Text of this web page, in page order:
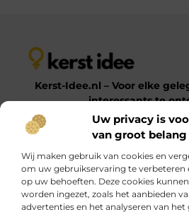
Uw privacy is
van groot belang
Wij maken gebruik van cookies en
om uw gebruikservaring te verbeteren
op uw behoeften. Deze cookies
worden ingezet, zoals het aanbieden
advertenties en het analyseren van het
Kerst-Idee.nl – Voor elke
interessants te
Op Kerst-Idee.nl vind je een
blogs en artikelen over
Van praktische tips tot
verrassen door onze diverse en